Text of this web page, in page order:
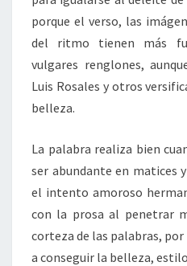
porque el verso, las
del ritmo tienen más
vulgares renglones,
Luis Rosales y otros
belleza.
La palabra realiza bien
ser abundante en matices
el intento amoroso
con la prosa al penetrar
corteza de las palabras,
a conseguir la belleza,